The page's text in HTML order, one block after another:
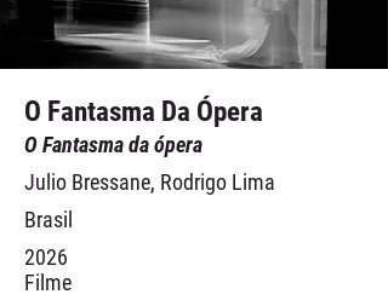
O Fantasma Da Ópera
O Fantasma da ópera
Julio Bressane, Rodrigo Lima
Brasil
2026
Filme